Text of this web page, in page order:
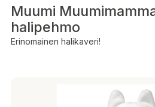
Muumi
halipehmo
Erinomainen halikaveri!